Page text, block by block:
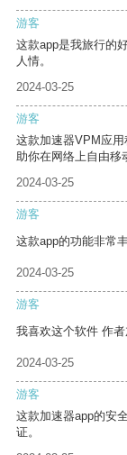
游客
这款app是我旅行的
人情。
2024-03-25
游客
这款加速器VPM应
助你在网络上自由移
2024-03-25
游客
这款app的功能非常
2024-03-25
游客
我喜欢这个软件 作者
2024-03-25
游客
这款加速器app的安
证。